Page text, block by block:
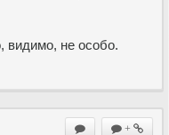
видимо, не особо.
+